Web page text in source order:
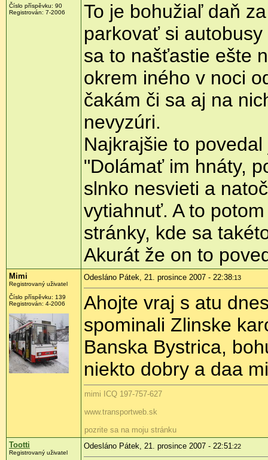
Číslo příspěvku: 90
Registrován: 7-2006
To je bohužiaľ daň
parkovať si
sa to našťastie ešte
okrem iného v noci
čakám či sa aj na
nevyzúri.
Najkrajšie to
"Dolámať im hnáty,
slnko nesvieti a
vytiahnuť. A to
stránky, kde sa
Akurát že on to
Mimi
Registrovaný uživatel
Číslo příspěvku: 139
Registrován: 4-2006
Odesláno Pátek, 21. prosince 2007 - 22:38:13
Ahojte vraj s atu
spominali Zlinske
Banska Bystrica,
niekto dobry a daa
mimi ICQ 197-757-627
www.transportweb.sk
pozrite sa na moju stránku
Tootti
Registrovaný uživatel
Odesláno Pátek, 21. prosince 2007 - 22:51:22